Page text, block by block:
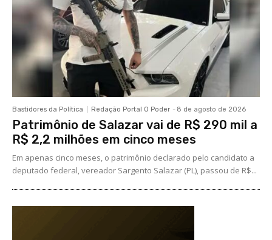
Bastidores da Política Redação Portal O Poder - 8 de agosto de 2026
Patrimônio de Salazar vai de R$ 290 mil a
R$ 2,2 milhões em cinco meses
Em apenas cinco meses, o patrimônio declarado pelo candidato a
deputado federal, vereador Sargento Salazar (PL), passou de R$...